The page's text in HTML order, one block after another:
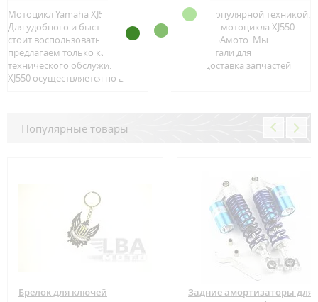
Мотоцикл Yamaha XJ550 является достаточно популярной техникой.
Для удобного и быстрого поиска запчастей для мотоцикла XJ550
стоит воспользоваться онлайн каталогом от ЛБАмото. Мы
предлагаем только качественный тюнинг и детали для
технического обслуживание вашего байка. Доставка запчастей
XJ550 осуществляется по всей Росcии.
Популярные товары
Брелок для ключей
Задние амортизаторы для